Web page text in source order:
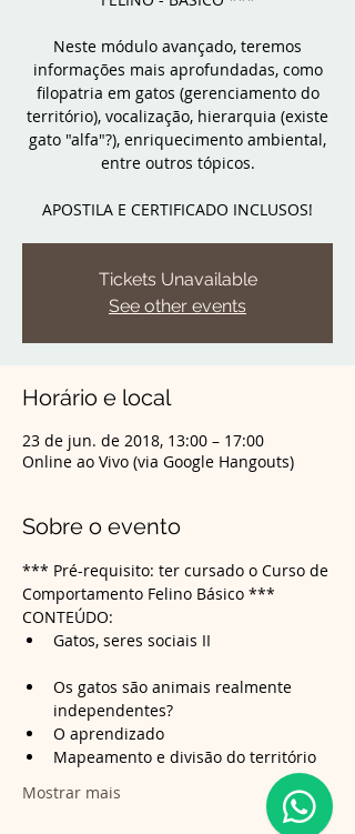
Neste módulo avançado, teremos
informações mais aprofundadas, como
filopatria em gatos (gerenciamento do
território), vocalização, hierarquia (existe
gato "alfa"?), enriquecimento ambiental,
entre outros tópicos.
APOSTILA E CERTIFICADO INCLUSOS!
Tickets Unavailable
See other events
Horário e local
23 de jun. de 2018, 13:00 – 17:00
Online ao Vivo (via Google Hangouts)
Sobre o evento
*** Pré-requisito: ter cursado o Curso de
Comportamento Felino Básico ***
CONTEÚDO:
Gatos, seres sociais II
Os gatos são animais realmente
Mostrar mais